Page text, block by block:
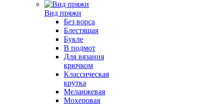
Вид пряжи
Без ворса
Блестящая
Букле
В подмот
Для вязания
крючком
Классическая
крутка
Меланжевая
Мохеровая